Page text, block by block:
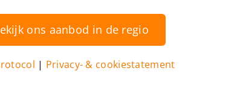
ons aanbod in de regio
| Privacy- & cookiestatement